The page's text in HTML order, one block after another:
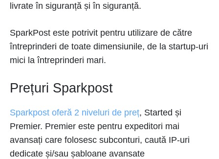
livrate în siguranță și în siguranță.
SparkPost este potrivit pentru utilizare de către
întreprinderi de toate dimensiunile, de la startup-uri
mici la întreprinderi mari.
Prețuri Sparkpost
Sparkpost oferă 2 niveluri de preț, Started și
Premier. Premier este pentru expeditori mai
avansați care folosesc subconturi, caută IP-uri
dedicate și/sau șabloane avansate